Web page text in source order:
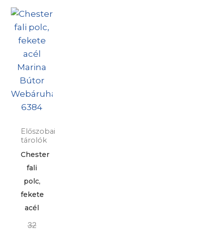
Előszobai
tárolók
Chester
fali
polc,
fekete
acél
32